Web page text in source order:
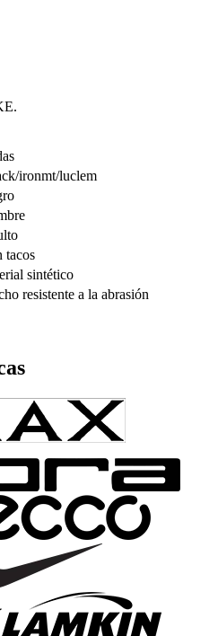
ironmt/luclem
tacos
sintético
resistente a la abrasión